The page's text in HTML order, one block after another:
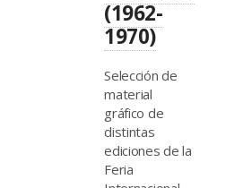
(1962-
1970)
Selección de
material
gráfico de
distintas
ediciones de la
Feria